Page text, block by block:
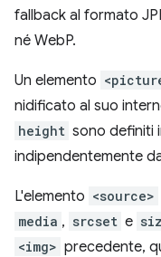
fallback al formato
né WebP.
Un elemento
nidificato al suo
height sono definiti
indipendentemente
L'elemento <source>
media , srcset e
<img> precedente,